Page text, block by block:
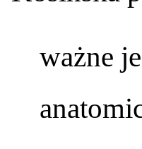
ważne